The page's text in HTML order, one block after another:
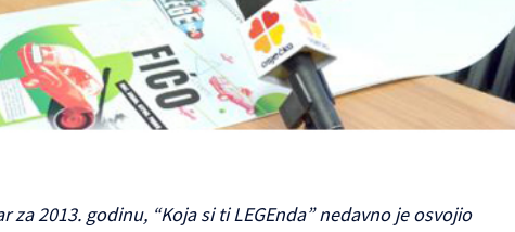
2013. godinu, “Koja si ti LEGEnda” nedavno je osvojio